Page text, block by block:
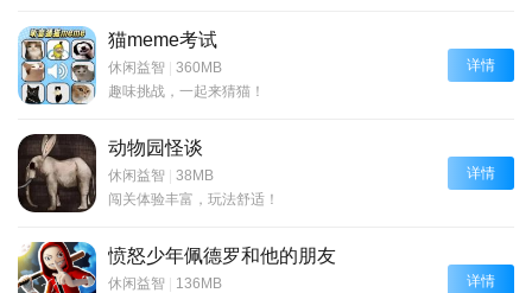
猫meme考试
休闲益智
360MB
趣味挑战，一起来猜猫！
详情
动物园怪谈
休闲益智
38MB
闯关体验丰富，玩法舒适！
详情
愤怒少年佩德罗和他的朋友
休闲益智
136MB
详情